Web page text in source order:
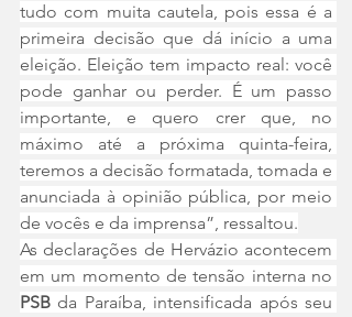
tudo com muita cautela, pois essa é a
primeira decisão que dá início a uma
eleição. Eleição tem impacto real: você
pode ganhar ou perder. É um passo
importante, e quero crer que, no
máximo até a próxima quinta-feira,
teremos a decisão formatada, tomada e
anunciada à opinião pública, por meio
de vocês e da imprensa”, ressaltou.
As declarações de Hervázio acontecem
PSB da Paraíba, intensificada após seu